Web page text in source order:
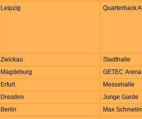
Leipzig Quarterback
Zwickau
Stadthalle
Magdeburg
GETEC Arena
Erfurt
Messehalle
Dresden
Junge Garde
Berlin
Max